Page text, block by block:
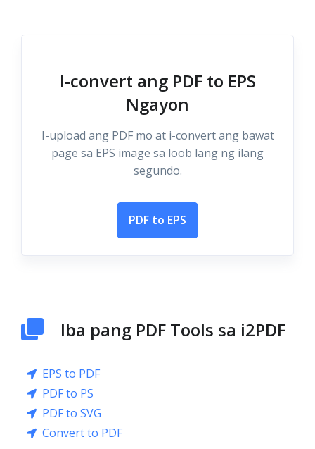
I-convert ang PDF to EPS
Ngayon
I-upload ang PDF mo at i-convert ang bawat
page sa EPS image sa loob lang ng ilang
segundo.
PDF to EPS
Iba pang PDF Tools sa i2PDF
EPS to PDF
PDF to PS
PDF to SVG
Convert to PDF